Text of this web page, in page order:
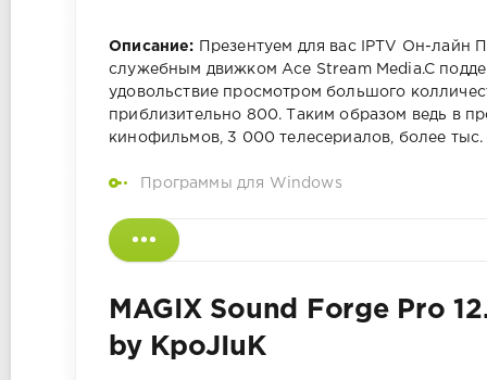
Описание: Презентуем для вас IPTV Он-лайн
служебным движком Ace Stream Media.C
удовольствие просмотром большого
приблизительно 800. Таким образом ведь в
кинофильмов, 3 000 телесериалов, более
Программы для Windows
MAGIX Sound Forge Pro
by KpoJIuK